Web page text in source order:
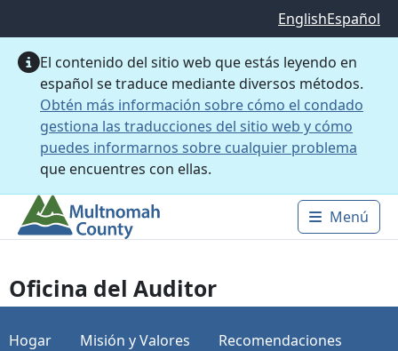
EnglishEspañol
El contenido del sitio web que estás leyendo en
español se traduce mediante diversos métodos.
Obtén más información sobre cómo el condado
gestiona las traducciones del sitio web y cómo
puedes informarnos sobre cualquier problema
que encuentres con ellas.
Main
Menú
Oficina del Auditor
Hogar Misión y Valores Recomendaciones